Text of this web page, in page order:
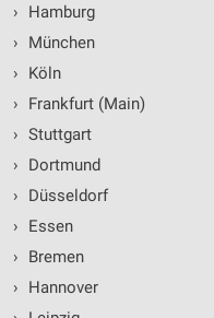
›
Hamburg
›
München
›
Köln
›
Frankfurt (Main)
› Stuttgart
›
Dortmund
›
Düsseldorf
›
Essen
›
Bremen
›
Hannover